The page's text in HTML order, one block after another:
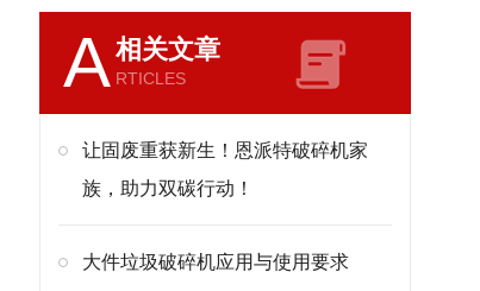
A相关文章
RTICLES
让固废重获新生！恩派特破碎机家
族，助力双碳行动！
大件垃圾破碎机应用与使用要求